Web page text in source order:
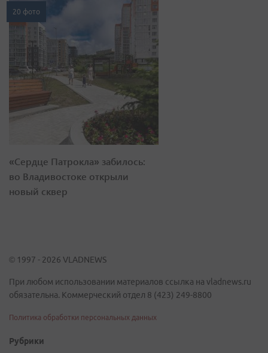
20 фото
«Сердце Патрокла» забилось:
во Владивостоке открыли
новый сквер
© 1997 - 2026 VLADNEWS
При любом использовании материалов ссылка на vladnews.ru
обязательна. Коммерческий отдел 8 (423) 249-8800
Политика обработки персональных данных
Рубрики